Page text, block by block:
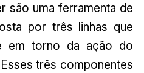
são uma ferramenta de
por três linhas que
em torno da ação do
três componentes